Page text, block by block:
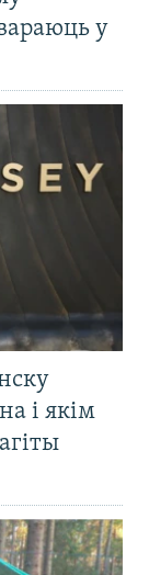
у
і якім